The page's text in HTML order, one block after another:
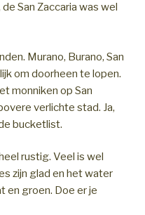
San Zaccaria was wel
Murano, Burano, San
om doorheen te lopen.
monniken op San
verlichte stad. Ja,
bucketlist.
rustig. Veel is wel
zijn glad en het water
en groen. Doe er je